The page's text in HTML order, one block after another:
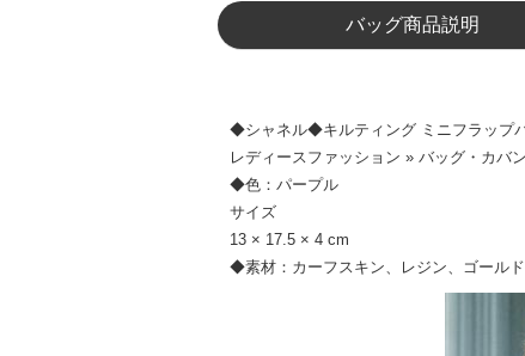
バッグ商品説明
◆シャネル◆キルティング ミニフラップ
レディースファッション » バッグ・カバ
◆色：パープル
サイズ
13 × 17.5 × 4 cm
◆素材：カーフスキン、レジン、ゴール